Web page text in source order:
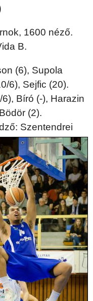
1600 néző.
B.
(6), Supola
6), Sejfic (20).
Bíró (-), Harazin
(2).
Szentendrei